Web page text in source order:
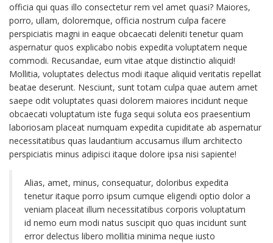
officia qui quas illo consectetur rem vel amet quasi? Maiores,
porro, ullam, doloremque, officia nostrum culpa facere
perspiciatis magni in eaque obcaecati deleniti tenetur quam
aspernatur quos explicabo nobis expedita voluptatem neque
commodi. Recusandae, eum vitae atque distinctio aliquid!
Mollitia, voluptates delectus modi itaque aliquid veritatis repellat
beatae deserunt. Nesciunt, sunt totam culpa quae autem amet
saepe odit voluptates quasi dolorem maiores incidunt neque
obcaecati voluptatum iste fuga sequi soluta eos praesentium
laboriosam placeat numquam expedita cupiditate ab aspernatur
necessitatibus quas laudantium accusamus illum architecto
perspiciatis minus adipisci itaque dolore ipsa nisi sapiente!
Alias, amet, minus, consequatur, doloribus expedita
tenetur itaque porro ipsum cumque eligendi optio dolor a
veniam placeat illum necessitatibus corporis voluptatum
id nemo eum modi natus suscipit quo quas incidunt sunt
error delectus libero mollitia minima neque iusto